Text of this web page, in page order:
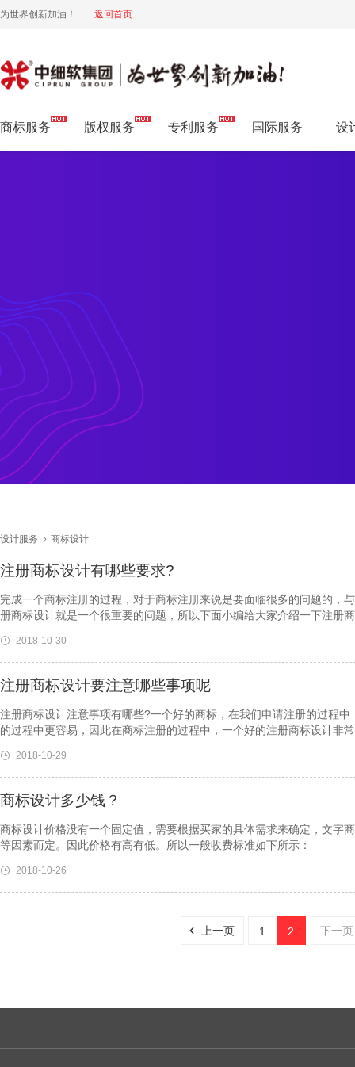
为世界创新加油！ 返回首页
商标设计
商标服务 版权服务 专利服务 国际服务 设
设计服务 商标设计
注册商标设计有哪些要求?
完成一个商标注册的过程，对于商标注册来说是要面临很多的问题的，
册商标设计就是一个很重要的问题，所以下面小编给大家介绍一下注册
2018-10-30
注册商标设计要注意哪些事项呢
注册商标设计注意事项有哪些?一个好的商标，在我们申请注册的过程
的过程中更容易，因此在商标注册的过程中，一个好的注册商标设计非
2018-10-29
商标设计多少钱？
商标设计价格没有一个固定值，需要根据买家的具体需求来确定，文字
等因素而定。因此价格有高有低。所以一般收费标准如下所示：
2018-10-26
上一页 1 2 下一页